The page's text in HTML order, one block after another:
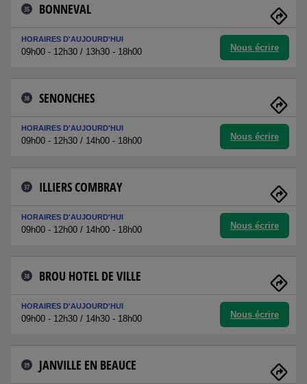
35 BONNEVAL
HORAIRES D'AUJOURD'HUI
09h00 - 12h30 / 13h30 - 18h00 Nous écrire
36 SENONCHES
HORAIRES D'AUJOURD'HUI
09h00 - 12h30 / 14h00 - 18h00 Nous écrire
37 ILLIERS COMBRAY
HORAIRES D'AUJOURD'HUI
09h00 - 12h00 / 14h00 - 18h00 Nous écrire
38 BROU HOTEL DE VILLE
HORAIRES D'AUJOURD'HUI
09h00 - 12h30 / 14h30 - 18h00 Nous écrire
39 JANVILLE EN BEAUCE